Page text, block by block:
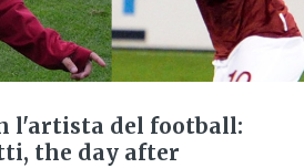
l'artista del football:
the day after